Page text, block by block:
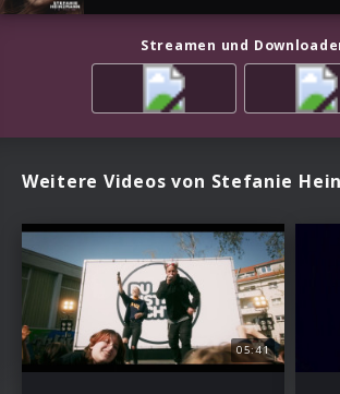
Streamen und
Weitere Videos von Stefanie
05:41